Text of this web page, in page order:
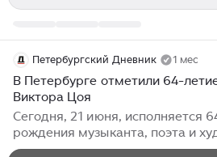
Петербургский Дневник 1 мес
В Петербурге отметили 64-
Виктора Цоя
Сегодня, 21 июня, исполняется
рождения музыканта, поэта и
группы «Кино» Виктора Цоя. О